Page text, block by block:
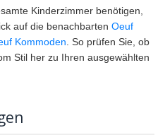
Kinderzimmer benötigen,
auf die benachbarten Oeuf
Kommoden. So prüfen Sie, ob
Stil her zu Ihren ausgewählten